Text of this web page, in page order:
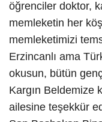
öğrenciler doktor,
memleketin her
memleketimizi
Erzincanlı ama
okusun, bütün
Kargın Beldemize
ailesine teşekkür